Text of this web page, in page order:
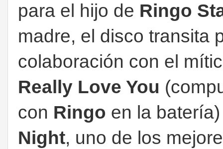
para el hijo de Ringo
madre, el disco transita
colaboración con el
Really Love You
con Ringo en la
Night, uno de los